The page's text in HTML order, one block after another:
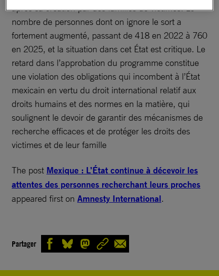
après sa création par des familles de victimes. Le
nombre de personnes dont on ignore le sort a
fortement augmenté, passant de 418 en 2022 à 760
en 2025, et la situation dans cet État est critique. Le
retard dans l’approbation du programme constitue
une violation des obligations qui incombent à l’État
mexicain en vertu du droit international relatif aux
droits humains et des normes en la matière, qui
soulignent le devoir de garantir des mécanismes de
recherche efficaces et de protéger les droits des
victimes et de leur famille
The post Mexique : L’État continue à décevoir les
attentes des personnes recherchant leurs proches
appeared first on Amnesty International.
Partager